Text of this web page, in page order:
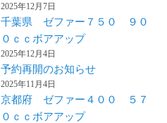
2025年12月7日
千葉県 ゼファー７５０ ９０
０ｃｃボアアップ
2025年12月4日
予約再開のお知らせ
2025年11月4日
京都府 ゼファー４００ ５７
０ｃｃボアアップ